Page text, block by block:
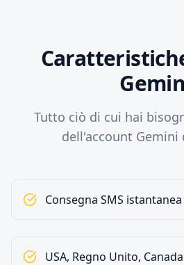
Tutto ciò di cui hai
dell'account Gemini
Consegna SMS istantanea
USA, Regno Unito,